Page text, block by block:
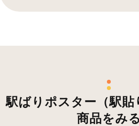
駅ばりポスター（駅貼
商品をみる